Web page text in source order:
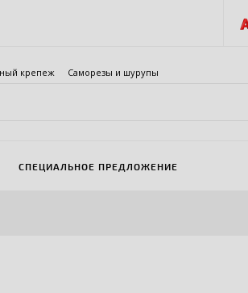
крепеж Саморезы и шурупы
СПЕЦИАЛЬНОЕ ПРЕДЛОЖЕНИЕ